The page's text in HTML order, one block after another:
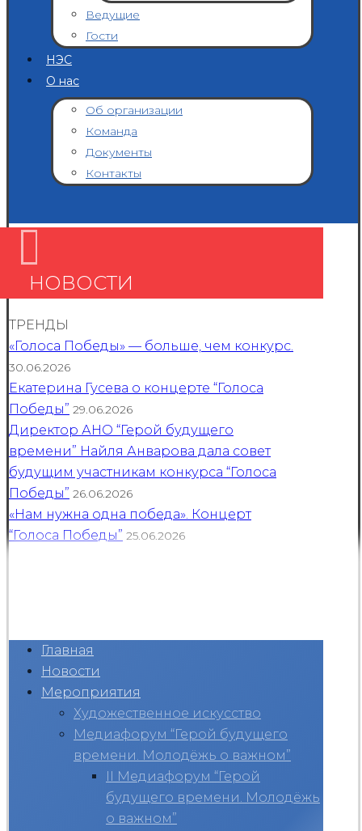
Ведущие
Гости
НЭС
О нас
Об организации
Команда
Документы
Контакты
НОВОСТИ
ТРЕНДЫ
«Голоса Победы» — больше, чем конкурс.
30.06.2026
Екатерина Гусева о концерте “Голоса
Победы” 29.06.2026
Директор АНО “Герой будущего
времени” Найля Анварова дала совет
будущим участникам конкурса “Голоса
Победы” 26.06.2026
«Нам нужна одна победа». Концерт
“Голоса Победы” 25.06.2026
Главная
Новости
Мероприятия
Художественное искусство
Медиафорум “Герой будущего
времени. Молодёжь о важном”
II Медиафорум “Герой
будущего времени. Молодёжь
о важном”